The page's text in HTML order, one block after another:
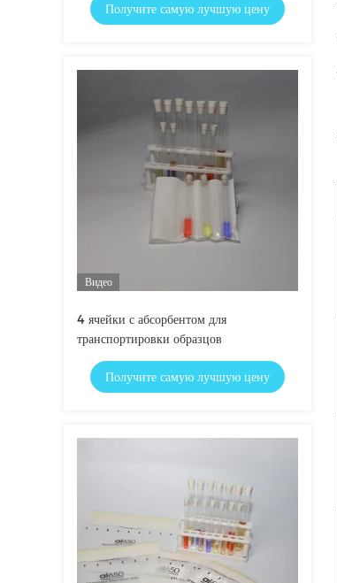
Получите самую лучшую цену
Видео
4 ячейки с абсорбентом для
транспортировки образцов
Получите самую лучшую цену